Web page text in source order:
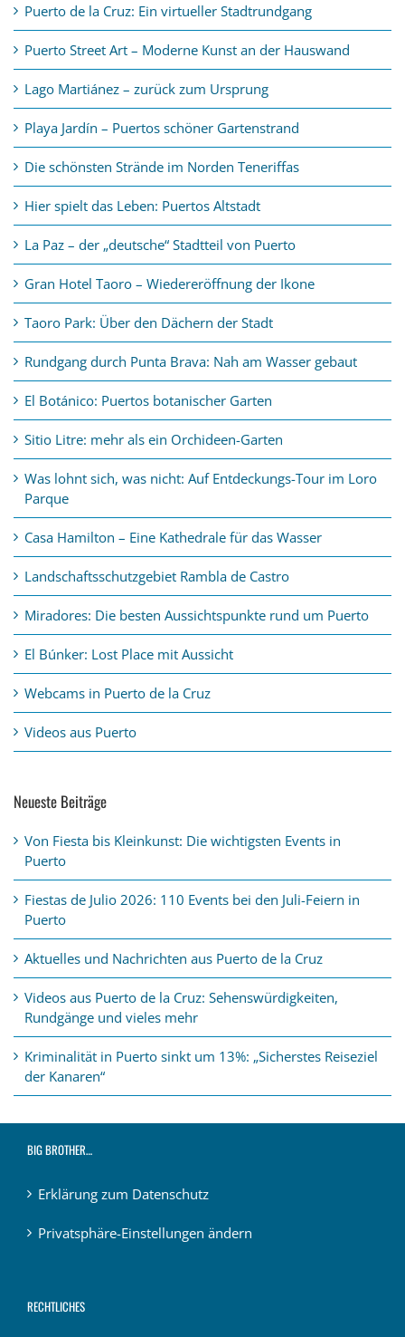
Puerto de la Cruz: Ein virtueller Stadtrundgang
Puerto Street Art – Moderne Kunst an der Hauswand
Lago Martiánez – zurück zum Ursprung
Playa Jardín – Puertos schöner Gartenstrand
Die schönsten Strände im Norden Teneriffas
Hier spielt das Leben: Puertos Altstadt
La Paz – der „deutsche“ Stadtteil von Puerto
Gran Hotel Taoro – Wiedereröffnung der Ikone
Taoro Park: Über den Dächern der Stadt
Rundgang durch Punta Brava: Nah am Wasser gebaut
El Botánico: Puertos botanischer Garten
Sitio Litre: mehr als ein Orchideen-Garten
Was lohnt sich, was nicht: Auf Entdeckungs-Tour im Loro
Parque
Casa Hamilton – Eine Kathedrale für das Wasser
Landschaftsschutzgebiet Rambla de Castro
Miradores: Die besten Aussichtspunkte rund um Puerto
El Búnker: Lost Place mit Aussicht
Webcams in Puerto de la Cruz
Videos aus Puerto
Neueste Beiträge
Von Fiesta bis Kleinkunst: Die wichtigsten Events in
Puerto
Fiestas de Julio 2026: 110 Events bei den Juli-Feiern in
Puerto
Aktuelles und Nachrichten aus Puerto de la Cruz
Videos aus Puerto de la Cruz: Sehenswürdigkeiten,
Rundgänge und vieles mehr
Kriminalität in Puerto sinkt um 13%: „Sicherstes Reiseziel
der Kanaren“
BIG BROTHER…
Erklärung zum Datenschutz
Privatsphäre-Einstellungen ändern
RECHTLICHES